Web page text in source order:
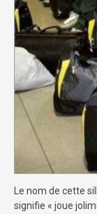
Le nom de cette
signifie « joue